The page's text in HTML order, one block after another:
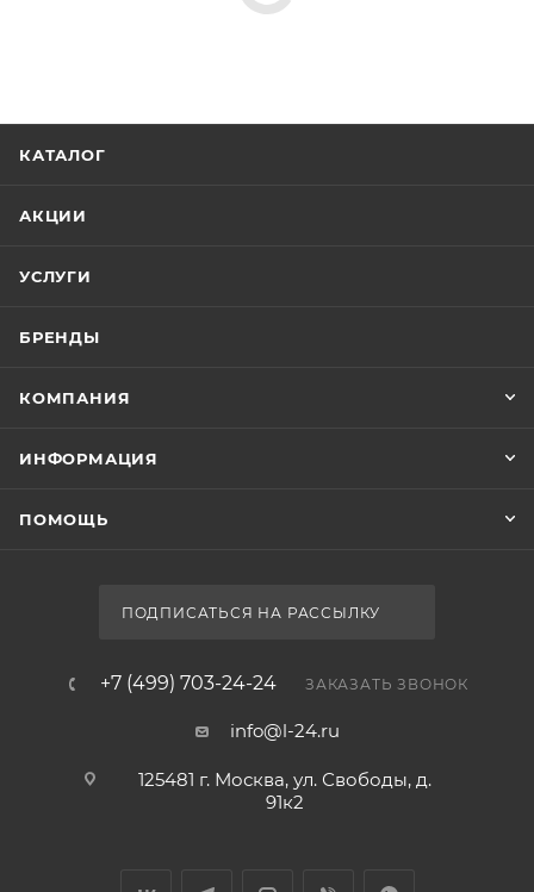
КАТАЛОГ
АКЦИИ
УСЛУГИ
БРЕНДЫ
КОМПАНИЯ
ИНФОРМАЦИЯ
ПОМОЩЬ
ПОДПИСАТЬСЯ НА РАССЫЛКУ
+7 (499) 703-24-24 ЗАКАЗАТЬ ЗВОНОК
info@l-24.ru
125481 г. Москва, ул. Свободы, д.
91к2